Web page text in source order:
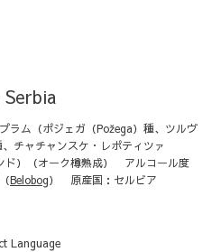
ラム（ポジェガ（Požega）種、ツルヴ
チャチャンスケ・レポティツァ
ド）（オーク樽熟成） アルコール度
Belobog） 原産国：セルビア
Language